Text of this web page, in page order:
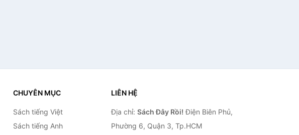
CHUYÊN MỤC
Sách tiếng Việt
Sách tiếng Anh
LIÊN HỆ
Địa chỉ: Sách Đây Rồi! Điện Biên Phủ,
Phường 6, Quận 3, Tp.HCM